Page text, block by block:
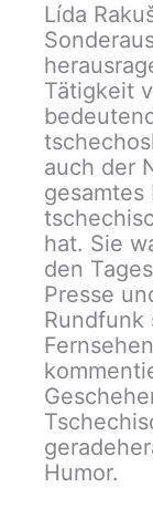
Lída
Tätigkeit
auch der
hat. Sie
den
Presse
Rundfunk
Humor.